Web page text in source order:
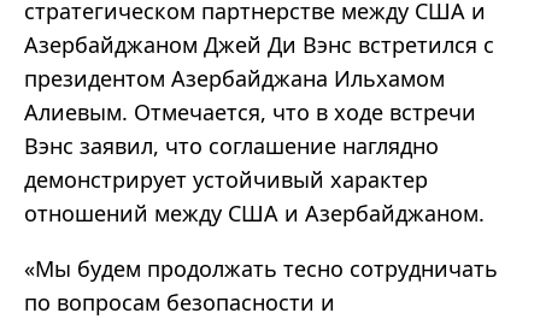
стратегическом партнерстве между США и
Азербайджаном Джей Ди Вэнс встретился с
президентом Азербайджана Ильхамом
Алиевым. Отмечается, что в ходе встречи
Вэнс заявил, что соглашение наглядно
демонстрирует устойчивый характер
отношений между США и Азербайджаном.
«Мы будем продолжать тесно сотрудничать
по вопросам безопасности и